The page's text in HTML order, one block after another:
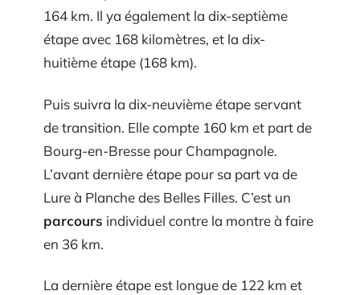
164 km. Il ya également la dix-septième
étape avec 168 kilomètres, et la dix-
huitième étape (168 km).
Puis suivra la dix-neuvième étape servant
de transition. Elle compte 160 km et part de
Bourg-en-Bresse pour Champagnole.
L’avant dernière étape pour sa part va de
Lure à Planche des Belles Filles. C’est un
parcours individuel contre la montre à faire
en 36 km.
La dernière étape est longue de 122 km et